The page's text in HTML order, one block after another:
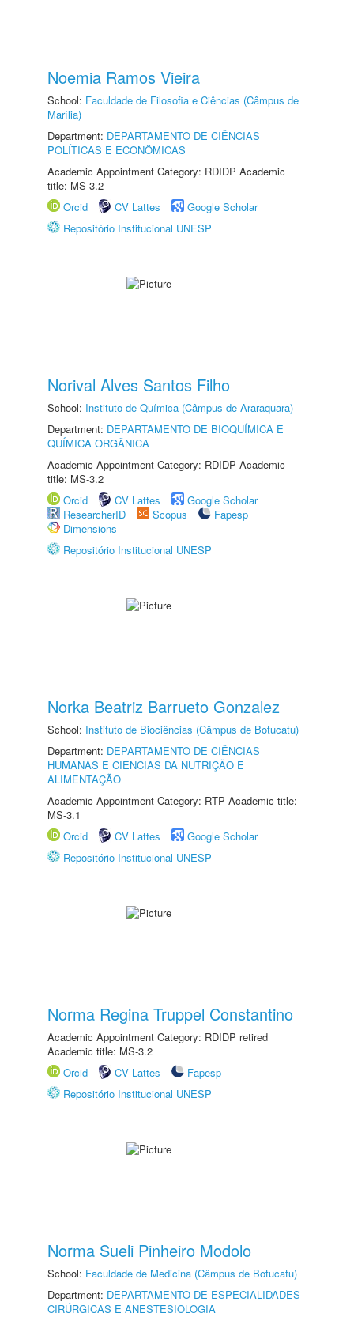
Noemia Ramos Vieira
School: Faculdade de Filosofia e Ciências (Câmpus de
Marília)
Department: DEPARTAMENTO DE CIÊNCIAS
POLÍTICAS E ECONÔMICAS
Academic Appointment Category: RDIDP Academic
title: MS-3.2
Orcid
CV Lattes
Google Scholar
Repositório Institucional UNESP
Norival Alves Santos Filho
School: Instituto de Química (Câmpus de Araraquara)
Department: DEPARTAMENTO DE BIOQUÍMICA E
QUÍMICA ORGÂNICA
Academic Appointment Category: RDIDP Academic
title: MS-3.2
Orcid
CV Lattes
Google Scholar
ResearcherID
Scopus
Fapesp
Dimensions
Repositório Institucional UNESP
Norka Beatriz Barrueto Gonzalez
School: Instituto de Biociências (Câmpus de Botucatu)
Department: DEPARTAMENTO DE CIÊNCIAS
HUMANAS E CIÊNCIAS DA NUTRIÇÃO E
ALIMENTAÇÃO
Academic Appointment Category: RTP Academic title:
MS-3.1
Orcid
CV Lattes
Google Scholar
Repositório Institucional UNESP
Norma Regina Truppel Constantino
Academic Appointment Category: RDIDP retired
Academic title: MS-3.2
Orcid
CV Lattes
Fapesp
Repositório Institucional UNESP
Norma Sueli Pinheiro Modolo
School: Faculdade de Medicina (Câmpus de Botucatu)
Department: DEPARTAMENTO DE ESPECIALIDADES
CIRÚRGICAS E ANESTESIOLOGIA